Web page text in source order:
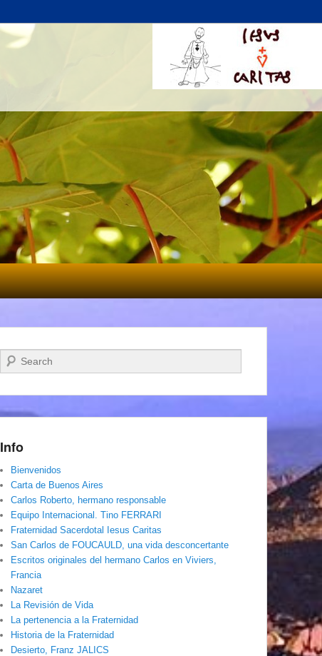
Buscar
Info
Bienvenidos
Carta de Buenos Aires
Carlos Roberto, hermano responsable
Equipo Internacional. Tino FERRARI
Fraternidad Sacerdotal Iesus Caritas
San Carlos de FOUCAULD, una vida desconcertante
Escritos originales del hermano Carlos en Viviers,
Francia
Nazaret
La Revisión de Vida
La pertenencia a la Fraternidad
Historia de la Fraternidad
Desierto, Franz JALICS